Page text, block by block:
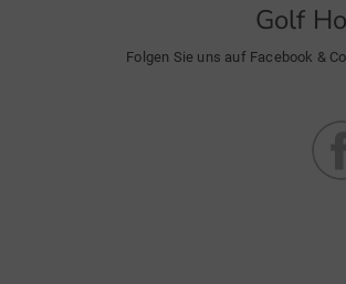
Golf
Folgen Sie uns auf Facebook &